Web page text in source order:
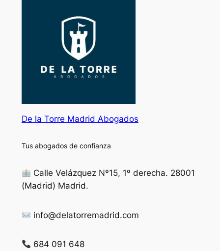
De la Torre Madrid Abogados
Tus abogados de confianza
Calle Velázquez Nº15, 1º derecha. 28001
(Madrid) Madrid.
info@delatorremadrid.com
684 091 648